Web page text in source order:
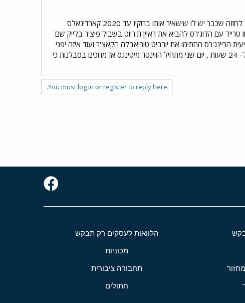
מטורף!! מיגל טהאדה חתם בג'איינטס לשנה בערך 6 מיליון רוקיס החתימו את טולו לעוד שש שנים בנוסף לחוזה שכבר יש לו שישאיר אותו ברוקיז עד 2020 קארדינאלס
עם הדוג'רס להביא את ראיין ת'ריוט בשביל פיצ'ר בלייק שם
דלה רוסה ל- 3 שנים עם אופציה לשנה רביעית הריינג'רס החתימו את יורביט טוריאבלה הקאצ'ר ועוד איזה יפני
אחד הדוג'רס החתימו את חואן אוריבה ל- 3 שנים ו- 21 מיליון אני חושב שזהו פחות או יותר וזה די הרבה ל- 24 שעות , יום שני מתחיל הווינטר מיטינגס אז מחכים בסבלנות כי
You must log in or register to reply here.
הלוואות לעסקים רק תבקש
מכוניות
תחבורה ציבורית
חתולים